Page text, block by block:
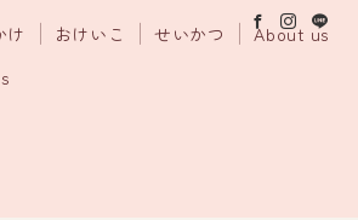
け おけいこ せいかつ About us